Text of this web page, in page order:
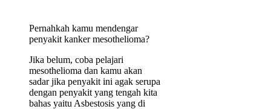
Pernahkah kamu mendengar
penyakit kanker mesothelioma?
Jika belum, coba pelajari
mesothelioma dan kamu akan
sadar jika penyakit ini agak serupa
dengan penyakit yang tengah kita
bahas yaitu Asbestosis yang di